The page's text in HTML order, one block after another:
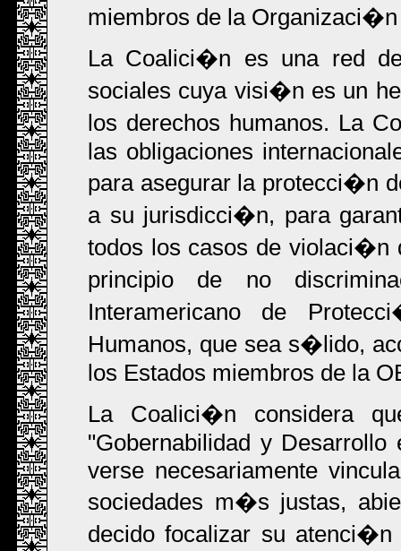
miembros de la
La Coalici�n es una red de
sociales cuya visi�n es un
los derechos humanos. La
las obligaciones
para asegurar la protecci�n
a su jurisdicci�n, para
todos los casos de violaci�n
principio de no
Interamericano de
Humanos, que sea s�lido,
los Estados miembros de la
La Coalici�n considera
"Gobernabilidad y
verse necesariamente
sociedades m�s justas,
decido focalizar su